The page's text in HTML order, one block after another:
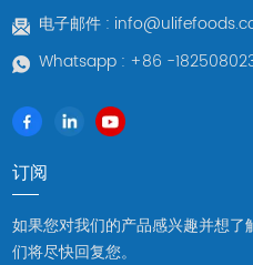
电子邮件 :
Whatsapp : +86 -
订阅
如果您对我们的产品感兴趣并想
们将尽快回复您。